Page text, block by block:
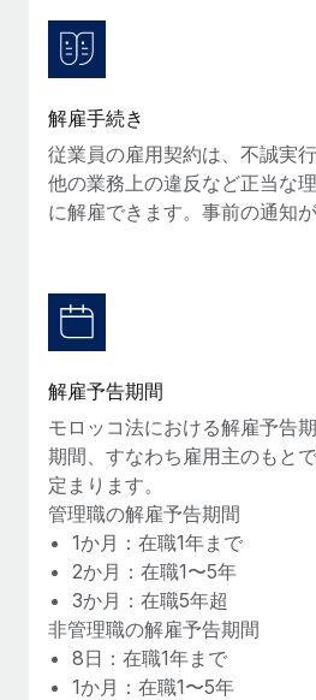
グローバル人事・コンプライアン
候補者の選考プロセスをシンプルに
Compliance Watchtower
コンプライアンスリスクを先回り
法人設立
移住・転勤
従業員の異動をスムーズに
福利厚生
従業員の福利厚生を簡単に管理
情報センター
サポートを依頼する
すべてのリソースを表示する
ブログ
契約社員管理
税務
ブログを読む
ブログ
Remoteの製品アップデート：
よびContractor Management
プラス）
Remoteの使命は、世界のどこにいて
業務に最適な人材を採用し、管理し、
解雇手続き
従業員の雇用契約は、不誠実
他の業務上の違反など正当な
に解雇できます。事前の通知が
解雇予告期間
モロッコ法における解雇予告
期間、すなわち雇用主のもと
定まります。
管理職の解雇予告期間
1か月：在職1年まで
2か月：在職1〜5年
3か月：在職5年超
非管理職の解雇予告期間
8日：在職1年まで
1か月：在職1〜5年